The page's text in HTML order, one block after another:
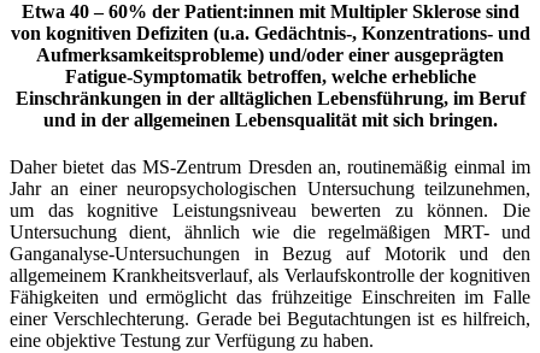
Etwa 40 – 60% der Patient:innen mit Multipler Sklerose sind
von kognitiven Defiziten (u.a. Gedächtnis-, Konzentrations- und
Aufmerksamkeitsprobleme) und/oder einer ausgeprägten
Fatigue-Symptomatik betroffen, welche erhebliche
Einschränkungen in der alltäglichen Lebensführung, im Beruf
und in der allgemeinen Lebensqualität mit sich bringen.
Daher bietet das MS-Zentrum Dresden an, routinemäßig einmal im
Jahr an einer neuropsychologischen Untersuchung teilzunehmen,
um das kognitive Leistungsniveau bewerten zu können. Die
Untersuchung dient, ähnlich wie die regelmäßigen MRT- und
Ganganalyse-Untersuchungen in Bezug auf Motorik und den
allgemeinem Krankheitsverlauf, als Verlaufskontrolle der kognitiven
Fähigkeiten und ermöglicht das frühzeitige Einschreiten im Falle
einer Verschlechterung. Gerade bei Begutachtungen ist es hilfreich,
eine objektive Testung zur Verfügung zu haben.